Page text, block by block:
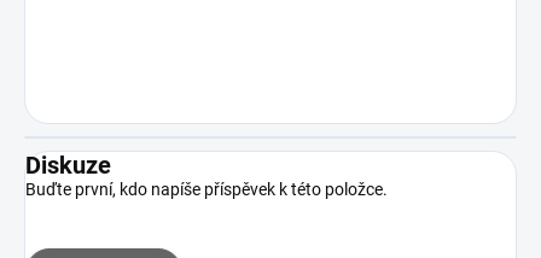
Diskuze
Buďte první, kdo napíše příspěvek k této položce.